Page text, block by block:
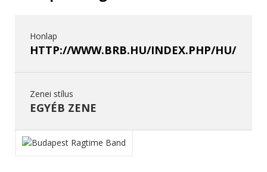
Honlap
HTTP://WWW.BRB.HU/INDEX.PHP/HU/
Zenei stílus
EGYÉB ZENE